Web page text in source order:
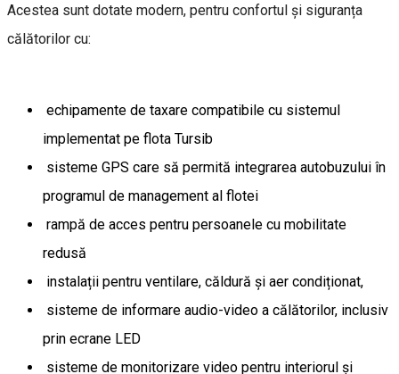
Acestea sunt dotate modern, pentru confortul și siguranța
călătorilor cu:
echipamente de taxare compatibile cu sistemul
implementat pe flota Tursib
sisteme GPS care să permită integrarea autobuzului în
programul de management al flotei
rampă de acces pentru persoanele cu mobilitate
redusă
instalații pentru ventilare, căldură și aer condiționat,
sisteme de informare audio-video a călătorilor, inclusiv
prin ecrane LED
sisteme de monitorizare video pentru interiorul și